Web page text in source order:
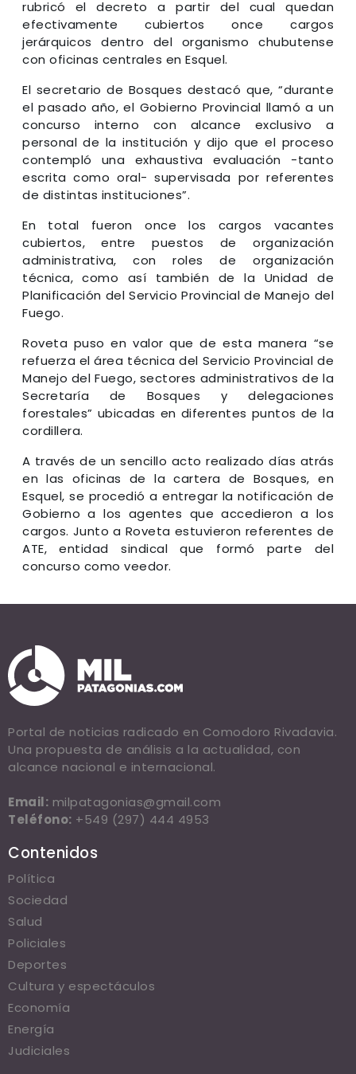
rubricó el decreto a partir del cual quedan
efectivamente cubiertos once cargos
jerárquicos dentro del organismo chubutense
con oficinas centrales en Esquel.
El secretario de Bosques destacó que, “durante
el pasado año, el Gobierno Provincial llamó a un
concurso interno con alcance exclusivo a
personal de la institución y dijo que el proceso
contempló una exhaustiva evaluación -tanto
escrita como oral- supervisada por referentes
de distintas instituciones”.
En total fueron once los cargos vacantes
cubiertos, entre puestos de organización
administrativa, con roles de organización
técnica, como así también de la Unidad de
Planificación del Servicio Provincial de Manejo del
Fuego.
Roveta puso en valor que de esta manera “se
refuerza el área técnica del Servicio Provincial de
Manejo del Fuego, sectores administrativos de la
Secretaría de Bosques y delegaciones
forestales” ubicadas en diferentes puntos de la
cordillera.
A través de un sencillo acto realizado días atrás
en las oficinas de la cartera de Bosques, en
Esquel, se procedió a entregar la notificación de
Gobierno a los agentes que accedieron a los
cargos. Junto a Roveta estuvieron referentes de
ATE, entidad sindical que formó parte del
concurso como veedor.
Portal de noticias radicado en Comodoro Rivadavia.
Una propuesta de análisis a la actualidad, con
alcance nacional e internacional.
Email: milpatagonias@gmail.com
Teléfono: +549 (297) 444 4953
Contenidos
Política
Sociedad
Salud
Policiales
Deportes
Cultura y espectáculos
Economía
Energía
Judiciales